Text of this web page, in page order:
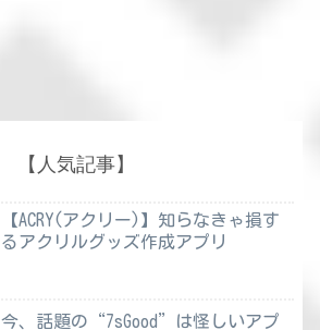
【人気記事】
【ACRY(アクリー)】知らなきゃ損す
るアクリルグッズ作成アプリ
今、話題の“7sGood”は怪しいアプ